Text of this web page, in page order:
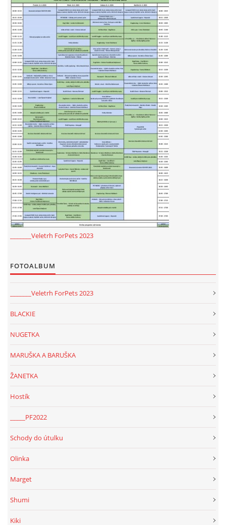
_______Veletrh ForPets 2023
FOTOALBUM
_______Veletrh ForPets 2023
BLACKIE
NUGETKA
MARUŠKA A BARUŠKA
ŽANETKA
Hostík
_____PF2022
Schody do útulku
Olinka
Marget
Shumi
Kiki